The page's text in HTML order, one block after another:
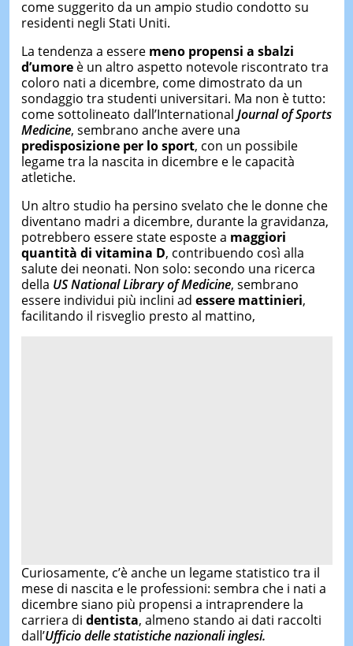
come suggerito da un ampio studio condotto su
residenti negli Stati Uniti.
La tendenza a essere meno propensi a sbalzi
d’umoreè un altro aspetto notevole riscontrato tra
coloro nati a dicembre, come dimostrato da un
sondaggio tra studenti universitari. Ma non è tutto:
come sottolineato dall’International Journal of Sports
Medicine, sembrano anche avere una
predisposizione per lo sport, con un possibile
legame tra la nascita in dicembre e le capacità
atletiche.
Un altro studio ha persino svelato che le donne che
diventano madri a dicembre, durante la gravidanza,
potrebbero essere state esposte a maggiori
quantità di vitamina D, contribuendo così alla
salute dei neonati. Non solo: secondo una ricerca
della US National Library of Medicine, sembrano
essere individui più inclini ad essere mattinieri,
facilitando il risveglio presto al mattino,
Curiosamente, c’è anche un legame statistico tra il
mese di nascita e le professioni: sembra che i nati a
dicembre siano più propensi a intraprendere la
carriera di dentista, almeno stando ai dati raccolti
dall’Ufficio delle statistiche nazionali inglesi.